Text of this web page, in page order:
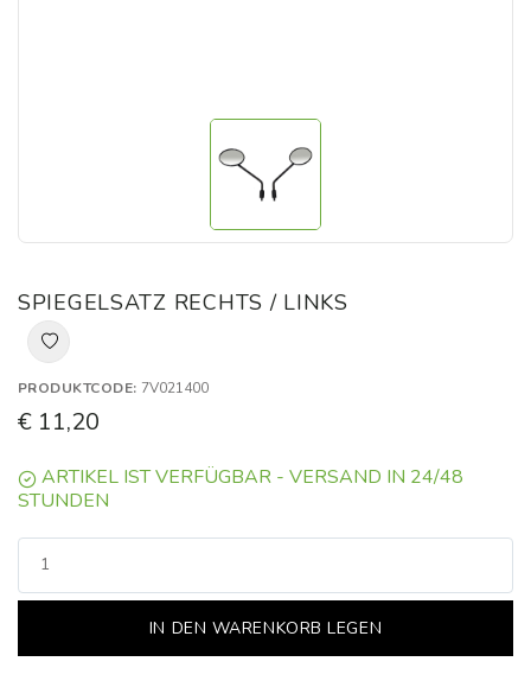
SPIEGELSATZ RECHTS / LINKS
PRODUKTCODE: 7V021400
€ 11,20
ARTIKEL IST VERFÜGBAR - VERSAND IN 24/48
STUNDEN
IN DEN WARENKORB LEGEN